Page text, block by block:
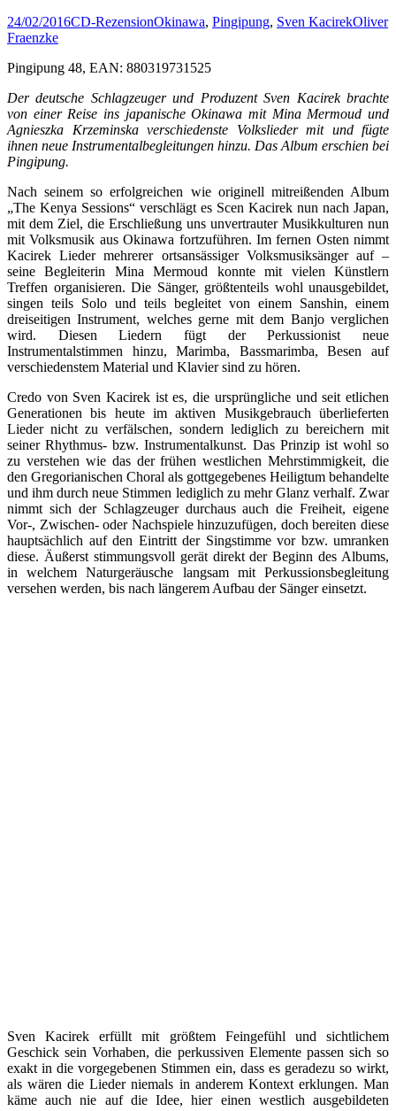
24/02/2016CD-RezensionOkinawa, Pingipung, Sven KacirekOliver
Fraenzke
Pingipung 48, EAN: 880319731525
Der deutsche Schlagzeuger und Produzent Sven Kacirek brachte
von einer Reise ins japanische Okinawa mit Mina Mermoud und
Agnieszka Krzeminska verschiedenste Volkslieder mit und fügte
ihnen neue Instrumentalbegleitungen hinzu. Das Album erschien bei
Pingipung.
Nach seinem so erfolgreichen wie originell mitreißenden Album
„The Kenya Sessions“ verschlägt es Scen Kacirek nun nach Japan,
mit dem Ziel, die Erschließung uns unvertrauter Musikkulturen nun
mit Volksmusik aus Okinawa fortzuführen. Im fernen Osten nimmt
Kacirek Lieder mehrerer ortsansässiger Volksmusiksänger auf –
seine Begleiterin Mina Mermoud konnte mit vielen Künstlern
Treffen organisieren. Die Sänger, größtenteils wohl unausgebildet,
singen teils Solo und teils begleitet von einem Sanshin, einem
dreiseitigen Instrument, welches gerne mit dem Banjo verglichen
wird. Diesen Liedern fügt der Perkussionist neue
Instrumentalstimmen hinzu, Marimba, Bassmarimba, Besen auf
verschiedenstem Material und Klavier sind zu hören.
Credo von Sven Kacirek ist es, die ursprüngliche und seit etlichen
Generationen bis heute im aktiven Musikgebrauch überlieferten
Lieder nicht zu verfälschen, sondern lediglich zu bereichern mit
seiner Rhythmus- bzw. Instrumentalkunst. Das Prinzip ist wohl so
zu verstehen wie das der frühen westlichen Mehrstimmigkeit, die
den Gregorianischen Choral als gottgegebenes Heiligtum behandelte
und ihm durch neue Stimmen lediglich zu mehr Glanz verhalf. Zwar
nimmt sich der Schlagzeuger durchaus auch die Freiheit, eigene
Vor-, Zwischen- oder Nachspiele hinzuzufügen, doch bereiten diese
hauptsächlich auf den Eintritt der Singstimme vor bzw. umranken
diese. Äußerst stimmungsvoll gerät direkt der Beginn des Albums,
in welchem Naturgeräusche langsam mit Perkussionsbegleitung
versehen werden, bis nach längerem Aufbau der Sänger einsetzt.
Sven Kacirek erfüllt mit größtem Feingefühl und sichtlichem
Geschick sein Vorhaben, die perkussiven Elemente passen sich so
exakt in die vorgegebenen Stimmen ein, dass es geradezu so wirkt,
als wären die Lieder niemals in anderem Kontext erklungen. Man
käme auch nie auf die Idee, hier einen westlich ausgebildeten